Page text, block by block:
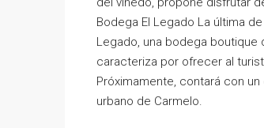
Bodega El Legado La última
Legado, una bodega boutique
caracteriza por ofrecer al
Próximamente, contará con
urbano de Carmelo.